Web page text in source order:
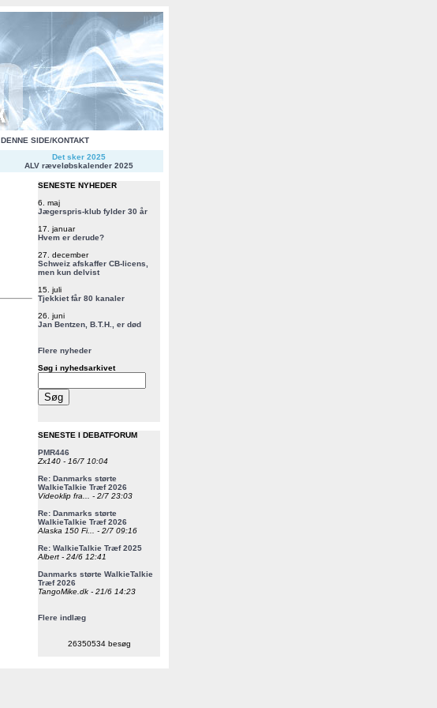
DENNE SIDE/KONTAKT
Det sker 2025
ALV ræveløbskalender 2025
SENESTE NYHEDER
6. maj
Jægerspris-klub fylder 30 år
17. januar
Hvem er derude?
27. december
Schweiz afskaffer CB-licens,
men kun delvist
15. juli
Tjekkiet får 80 kanaler
26. juni
Jan Bentzen, B.T.H., er død
Flere nyheder
Søg i nyhedsarkivet
SENESTE I DEBATFORUM
PMR446
Zx140 - 16/7 10:04
Re: Danmarks størte
WalkieTalkie Træf 2026
Videoklip fra... - 2/7 23:03
Re: Danmarks størte
WalkieTalkie Træf 2026
Alaska 150 Fi... - 2/7 09:16
Re: WalkieTalkie Træf 2025
Albert - 24/6 12:41
Danmarks størte WalkieTalkie
Træf 2026
TangoMike.dk - 21/6 14:23
Flere indlæg
26350534 besøg